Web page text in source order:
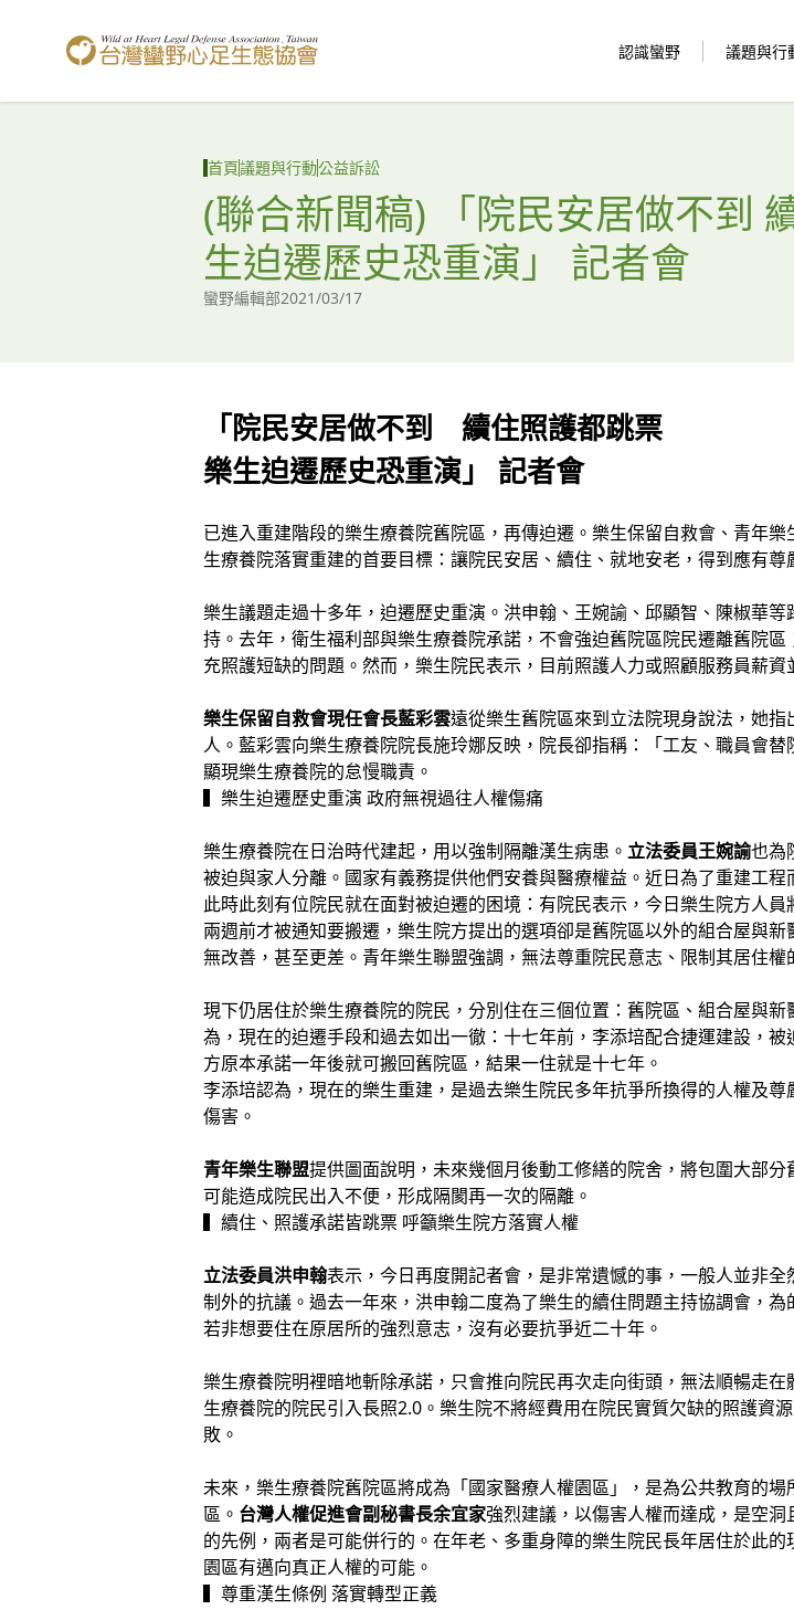
台灣蠻野心足生態協會
認識蠻野 議題與行
首頁議題與行動公益訴訟
(聯合新聞稿) 「院民安居做不到
生迫遷歷史恐重演」 記者會
蠻野編輯部2021/03/17
「院民安居做不到 續住照護都跳票
樂生迫遷歷史恐重演」 記者會
已進入重建階段的樂生療養院舊院區，再傳迫遷。樂生保留自救會、青年
生療養院落實重建的首要目標：讓院民安居、續住、就地安老，得到應有尊
樂生議題走過十多年，迫遷歷史重演。洪申翰、王婉諭、邱顯智、陳椒華
持。去年，衛生福利部與樂生療養院承諾，不會強迫舊院區院民遷離舊院
充照護短缺的問題。然而，樂生院民表示，目前照護人力或照顧服務員薪資
樂生保留自救會現任會長藍彩雲遠從樂生舊院區來到立法院現身說法，她
人。藍彩雲向樂生療養院院長施玲娜反映，院長卻指稱：「工友、職員會
顯現樂生療養院的怠慢職責。
▍樂生迫遷歷史重演 政府無視過往人權傷痛
樂生療養院在日治時代建起，用以強制隔離漢生病患。 立法委員王婉諭也為
被迫與家人分離。國家有義務提供他們安養與醫療權益。近日為了重建工
此時此刻有位院民就在面對被迫遷的困境：有院民表示，今日樂生院方人
兩週前才被通知要搬遷，樂生院方提出的選項卻是舊院區以外的組合屋與
無改善，甚至更差。青年樂生聯盟強調，無法尊重院民意志、限制其居住權
現下仍居住於樂生療養院的院民，分別住在三個位置：舊院區、組合屋與
為，現在的迫遷手段和過去如出一徹：十七年前，李添培配合捷運建設，
方原本承諾一年後就可搬回舊院區，結果一住就是十七年。
李添培認為，現在的樂生重建，是過去樂生院民多年抗爭所換得的人權及
傷害。
青年樂生聯盟提供圖面說明，未來幾個月後動工修繕的院舍，將包圍大部
可能造成院民出入不便，形成隔閡再一次的隔離。
▍續住、照護承諾皆跳票 呼籲樂生院方落實人權
立法委員洪申翰表示，今日再度開記者會，是非常遺憾的事，一般人並非
制外的抗議。過去一年來，洪申翰二度為了樂生的續住問題主持協調會，
若非想要住在原居所的強烈意志，沒有必要抗爭近二十年。
樂生療養院明裡暗地斬除承諾，只會推向院民再次走向街頭，無法順暢走
生療養院的院民引入長照2.0。樂生院不將經費用在院民實質欠缺的照護資
敗。
未來，樂生療養院舊院區將成為「國家醫療人權園區」，是為公共教育的
區。 台灣人權促進會副秘書長余宜家強烈建議，以傷害人權而達成，是空
的先例，兩者是可能併行的。在年老、多重身障的樂生院民長年居住於此
園區有邁向真正人權的可能。
▍尊重漢生條例 落實轉型正義